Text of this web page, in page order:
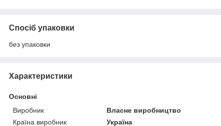
Спосіб упаковки
без упаковки
Характеристики
Основні
Виробник
Власне виробництво
Країна виробник
Україна